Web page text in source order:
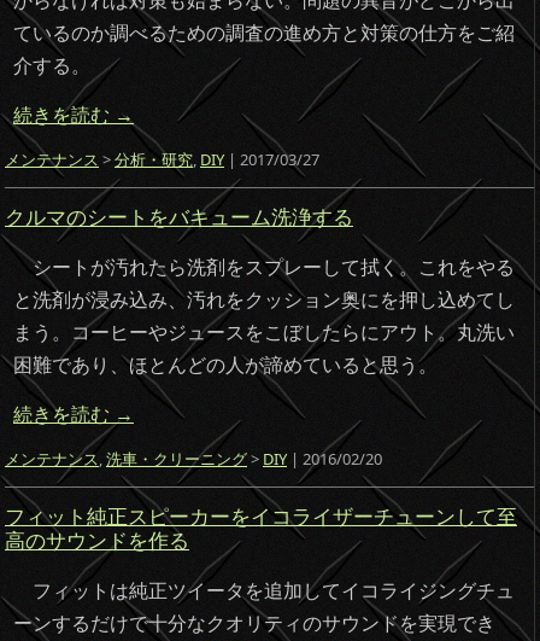
ているのか調べるための調査の進め方と対策の仕方をご紹
介する。
続きを読む →
メンテナンス >分析・研究, DIY| 2017/03/27
クルマのシートをバキューム洗浄する
シートが汚れたら洗剤をスプレーして拭く。これをやる
と洗剤が浸み込み、汚れをクッション奥にを押し込めてし
まう。コーヒーやジュースをこぼしたらにアウト。丸洗い
困難であり、ほとんどの人が諦めていると思う。
続きを読む →
メンテナンス,洗車・クリーニング> DIY| 2016/02/20
フィット純正スピーカーをイコライザーチューンして至
高のサウンドを作る
フィットは純正ツイータを追加してイコライジングチュ
ーンするだけで十分なクオリティのサウンドを実現でき